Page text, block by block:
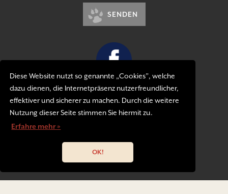
Diese Website nutzt so genannte „Cookies”, welche
dazu dienen, die Internetpräsenz nutzerfreundlicher,
effektiver und sicherer zu machen. Durch die weitere
Nutzung dieser Seite stimmen Sie hiermit zu.
Erfahre mehr »
OK!
SENDEN
Impressum
Datenschutzerklärung